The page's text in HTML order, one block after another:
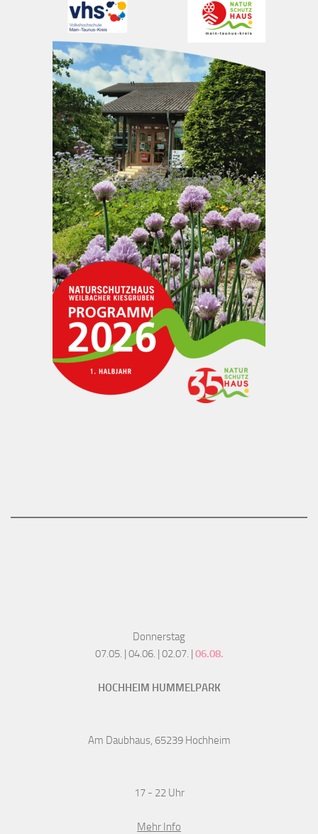
Donnerstag
07.05. | 04.06. | 02.07. | 06.08.
HOCHHEIM HUMMELPARK
Am Daubhaus, 65239 Hochheim
17 - 22 Uhr
Mehr Info